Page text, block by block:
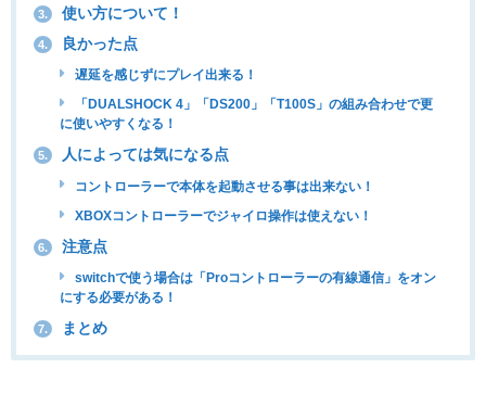
3. 使い方について！
4. 良かった点
遅延を感じずにプレイ出来る！
「DUALSHOCK 4」「DS200」「T100S」の組み合わせで更
に使いやすくなる！
5. 人によっては気になる点
コントローラーで本体を起動させる事は出来ない！
XBOXコントローラーでジャイロ操作は使えない！
6. 注意点
switchで使う場合は「Proコントローラーの有線通信」をオン
にする必要がある！
7. まとめ